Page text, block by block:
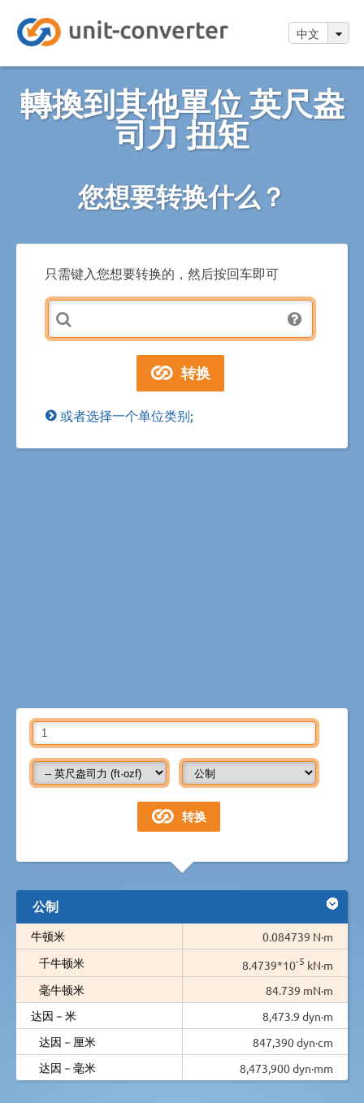
中文
轉換到其他單位 英尺盎
司力 扭矩
您想要转换什么？
只需键入您想要转换的，然后按回车即可
或者选择一个单位类别;
公制
牛顿米
0.084739 N·m
千牛顿米
8.4739*10-5 kN·m
毫牛顿米
84.739 mN·m
达因－米
8,473.9 dyn·m
达因－厘米
847,390 dyn·cm
达因－毫米
8,473,900 dyn·mm